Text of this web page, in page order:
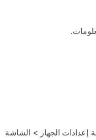
إعدادات الجهاز > ‏‫الشاشة